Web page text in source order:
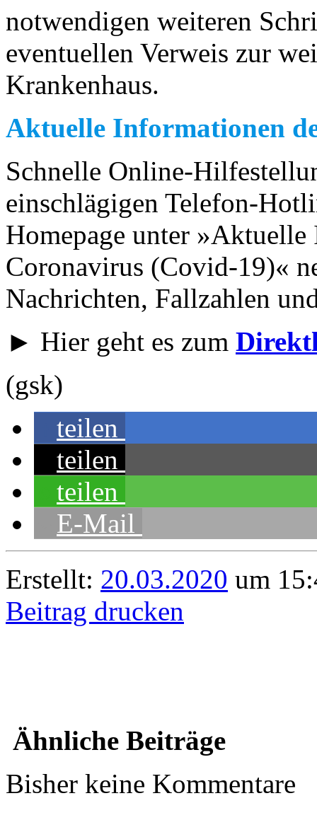
notwendigen weiteren
eventuellen Verweis zur
Krankenhaus.
Aktuelle Informationen
Schnelle Online-
einschlägigen Telefon-
Homepage unter
Coronavirus (Covid-19)«
Nachrichten, Fallzahlen
► Hier geht es zum
(gsk)
teilen
teilen
teilen
E-Mail
Erstellt: 20.03.2020 um
Beitrag drucken
Ähnliche Beiträge
Bisher keine Kommentare